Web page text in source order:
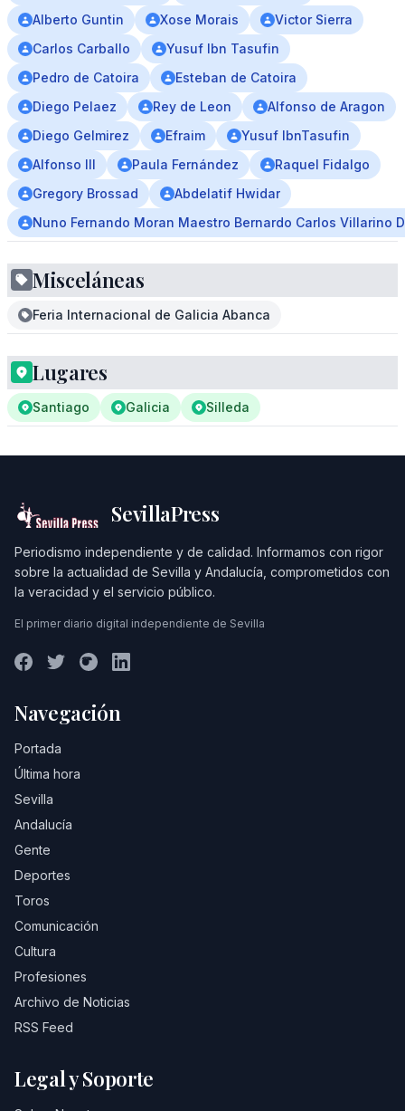
Alberto Guntin
Xose Morais
Victor Sierra
Carlos Carballo
Yusuf Ibn Tasufin
Pedro de Catoira
Esteban de Catoira
Diego Pelaez
Rey de Leon
Alfonso de Aragon
Diego Gelmirez
Efraim
Yusuf IbnTasufin
Alfonso III
Paula Fernández
Raquel Fidalgo
Gregory Brossad
Abdelatif Hwidar
Nuno Fernando Moran Maestro Bernardo Carlos Villarino
Misceláneas
Feria Internacional de Galicia Abanca
Lugares
Santiago Galicia Silleda
SevillaPress
Periodismo independiente y de calidad. Informamos con rigor
sobre la actualidad de Sevilla y Andalucía, comprometidos con
la veracidad y el servicio público.
El primer diario digital independiente de Sevilla
Navegación
Portada
Última hora
Sevilla
Andalucía
Gente
Deportes
Toros
Comunicación
Cultura
Profesiones
Archivo de Noticias
RSS Feed
Legal y Soporte